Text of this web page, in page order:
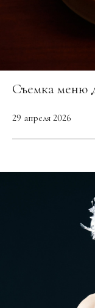
Съемка меню
29 апреля 2026